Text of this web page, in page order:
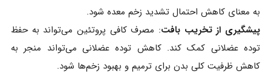
به معنای کاهش احتمال تشدید زخم معده شود.
پیشگیری از تخریب بافت: مصرف کافی پروتئین می‌تواند به حفظ
توده عضلانی کمک کند. کاهش توده عضلانی می‌تواند منجر به
کاهش ظرفیت کلی بدن برای ترمیم و بهبود زخم‌ها شود.